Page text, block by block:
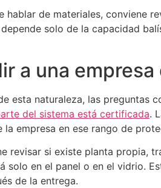
hablar de materiales, conviene
solo de la capacidad
a una
esta naturaleza, las preguntas
del sistema está certificada.
la empresa en ese rango de
revisar si existe planta propia,
solo en el panel o en el vidrio.
de la entrega.